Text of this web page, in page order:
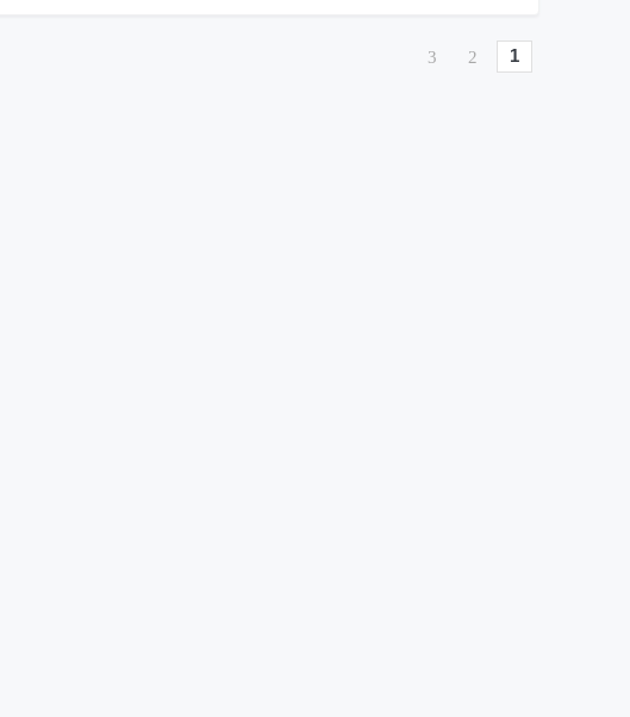
1
2
3